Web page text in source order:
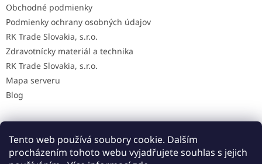
Tento web používá soubory cookie. Dalším
procházením tohoto webu vyjadřujete souhlas s jejich
Obchodné podmienky
Podmienky ochrany osobných údajov
RK Trade Slovakia, s.r.o.
Zdravotnícky materiál a technika
RK Trade Slovakia, s.r.o.
Mapa serveru
Blog
Mapa AED na Slovensku